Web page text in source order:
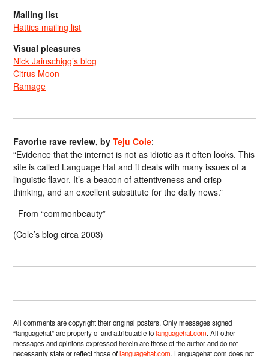
Mailing list
Hattics mailing list
Visual pleasures
Nick Jainschigg’s blog
Citrus Moon
Ramage
Favorite rave review, byTeju Cole:
“Evidence that the internet is not as idiotic as it often looks. This
site is called Language Hat and it deals with many issues of a
linguistic flavor. It’s a beacon of attentiveness and crisp
thinking, and an excellent substitute for the daily news.”
From “commonbeauty”
(Cole’s blog circa 2003)
All comments are copyright their original posters. Only messages signed
“languagehat” are property of and attributable tolanguagehat.com. All other
messages and opinions expressed herein are those of the author and do not
necessarily state or reflect those oflanguagehat.com. Languagehat.com does not